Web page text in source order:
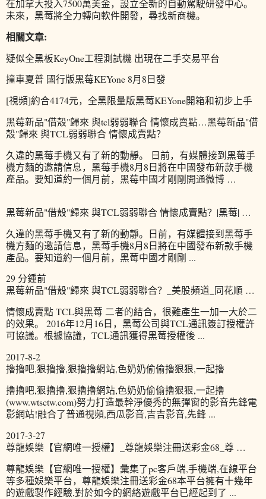
在加拿大投入7500萬美金，設立全新的自動駕駛研發中心。
未來，黑莓將全力轉向軟件開發，尋找新商機。
相關文章:
疑似全黑板KeyOne工程測試機 出現在二手交易平台
撞車夏普 國行版黑莓KEYone 8月8日發
[視頻]約合4174元，全黑限量版黑莓KEYone開箱和初步上手
黑莓新品"借殼"歸來 與tcl弱弱聯合 情懷成賣點…黑莓新品"借
殼"歸來 與TCL弱弱聯合 情懷成賣點？
久違的黑莓手機又有了新的動靜。 日前，有媒體接到黑莓手
機方麵的邀請信息，黑莓手機8月8日將在中國發布新款手機
產品。要知道約一個月前，黑莓中國才剛剛開通微博 …
黑莓新品"借殼"歸來 與TCL弱弱聯合 情懷成賣點？|黑莓| …
久違的黑莓手機又有了新的動靜。日前，有媒體接到黑莓手
機方麵的邀請信息，黑莓手機8月8日將在中國發布新款手機
產品。要知道約一個月前，黑莓中國才剛剛 ...
29 分鍾前
黑莓新品"借殼"歸來 與TCL弱弱聯合？_美股頻道_同花順 …
情懷成賣點 TCL與黑莓 二者的結合，很難產生一加一大於二
的效果。 2016年12月16日，黑莓公司與TCL通訊簽訂授權許
可協議。根據協議，TCL通訊獲得黑莓授權後 ...
2017-8-2
擼擼吧,狠擼擼,狠擼擼網站,色奶奶偷偷擼狠狠,一起擼
擼擼吧,狠擼擼,狠擼擼網站,色奶奶偷偷擼狠狠,一起擼
(www.wtsctw.com)努力打造最幹淨優秀的無彈窗的影音先鋒電
影網站!融合了普通視頻,西瓜影音,吉吉影音,先鋒 ...
2017-3-27
尊龍娛樂【官網唯一授權】_尊龍娛樂注冊送彩金68_尊 …
尊龍娛樂【官網唯一授權】彙集了pc客戶端,手機端,在線平台
等多種娛樂平台，尊龍娛樂注冊送彩金68本平台擁有十幾年
的遊戲製作經驗,對於如今的網絡遊戲平台已經起到了 ...